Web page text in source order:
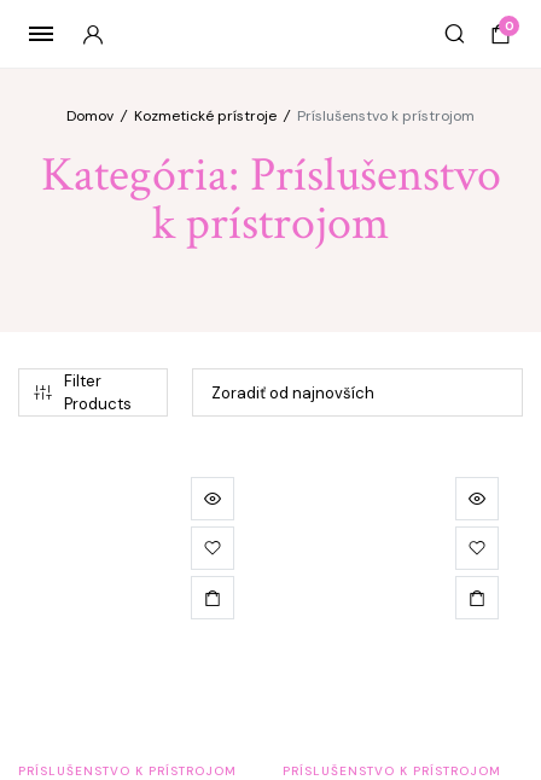
0
Domov / Kozmetické prístroje / Príslušenstvo k prístrojom
Kategória: Príslušenstvo
k prístrojom
Filter
Products
PRÍSLUŠENSTVO K PRÍSTROJOM PRÍSLUŠENSTVO K PRÍSTROJOM